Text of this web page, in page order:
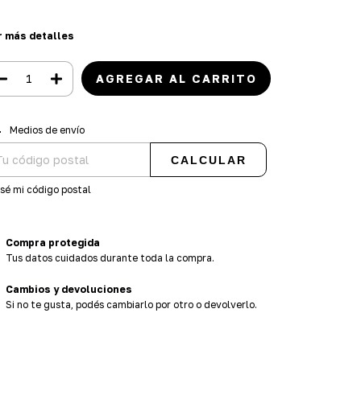
más detalles
para el CP:
Medios de envío
CALCULAR
mi código postal
Compra protegida
Tus datos cuidados durante toda la compra.
Cambios y devoluciones
Si no te gusta, podés cambiarlo por otro o devolverlo.